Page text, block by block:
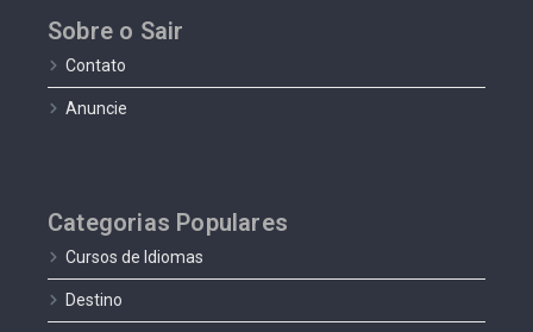
Sobre o Sair
Contato
Anuncie
Categorias Populares
Cursos de Idiomas
Destino